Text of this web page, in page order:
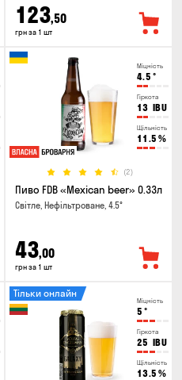
123,50
грн за 1 шт
Міцність
4.5 °
Гіркота
13 IBU
Щільність
11.5 %
(2)
Пиво FDB «Mexican beer» 0.33л
Світле, Нефільтроване, 4.5°
43,00
грн за 1 шт
Міцність
5 °
Гіркота
25 IBU
Щільність
13.5 %
Тільки онлайн